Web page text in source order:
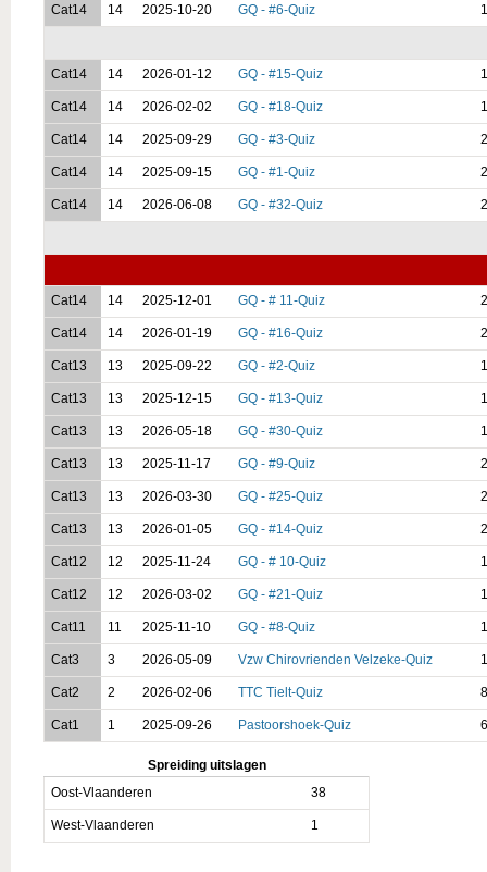
Cat14 14 2025-10-20 GQ - #6-Quiz
Cat14 14 2026-01-12 GQ - #15-Quiz
Cat14 14 2026-02-02 GQ - #18-Quiz
Cat14 14 2025-09-29 GQ - #3-Quiz
Cat14 14 2025-09-15 GQ - #1-Quiz
Cat14 14 2026-06-08 GQ - #32-Quiz
Cat14 14 2025-12-01 GQ - # 11-Quiz
Cat14 14 2026-01-19 GQ - #16-Quiz
Cat13 13 2025-09-22 GQ - #2-Quiz
Cat13 13 2025-12-15 GQ - #13-Quiz
Cat13 13 2026-05-18 GQ - #30-Quiz
Cat13 13 2025-11-17 GQ - #9-Quiz
Cat13 13 2026-03-30 GQ - #25-Quiz
Cat13 13 2026-01-05 GQ - #14-Quiz
Cat12 12 2025-11-24 GQ - # 10-Quiz
Cat12 12 2026-03-02 GQ - #21-Quiz
Cat11 11 2025-11-10 GQ - #8-Quiz
Cat3 3 2026-05-09 Vzw Chirovrienden Velzeke-Quiz
Cat2 2 2026-02-06 TTC Tielt-Quiz
Cat1 1 2025-09-26 Pastoorshoek-Quiz
Spreiding uitslagen
Oost-Vlaanderen
38
West-Vlaanderen 1